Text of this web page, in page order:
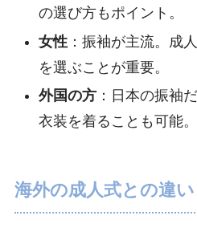
の選び方もポイント。
女性：振袖が主流。成
を選ぶことが重要。
外国の方：日本の振袖
衣装を着ることも可能。
海外の成人式との違い